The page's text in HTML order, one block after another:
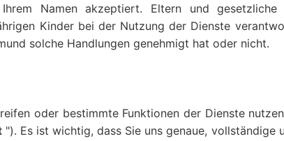
Namen akzeptiert. Eltern und
Kinder bei der Nutzung der Dienste
solche Handlungen genehmigt hat oder nicht.
oder bestimmte Funktionen der Dienste
"). Es ist wichtig, dass Sie uns genaue, vollständige